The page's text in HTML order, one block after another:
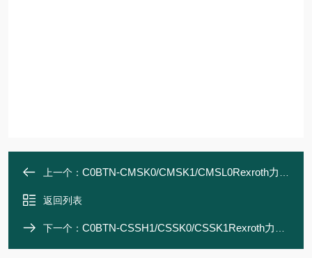
上一个： C0BTN-CMSK0/CMSK1/CMSL0Rexroth力士乐 同步伺服电机 电机和齿轮箱
返回列表
下一个： C0BTN-CSSH1/CSSK0/CSSK1Rexroth力士乐 同步伺服电机 电机和齿轮箱